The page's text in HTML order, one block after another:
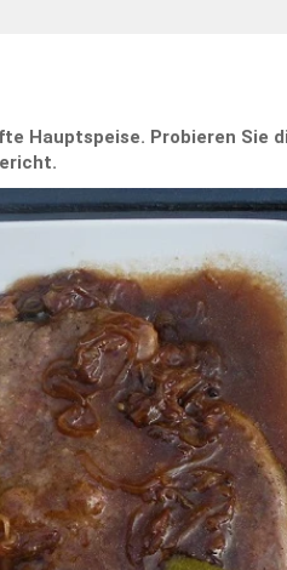
Hauptspeise. Probieren Sie